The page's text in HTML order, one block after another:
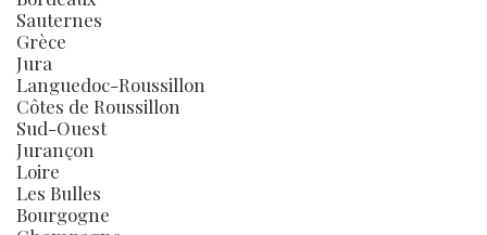
Sauternes
Grèce
Jura
Languedoc-Roussillon
Côtes de Roussillon
Sud-Ouest
Jurançon
Loire
Les Bulles
Bourgogne